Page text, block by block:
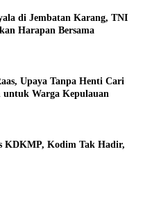
di Jembatan Karang, TNI
Harapan Bersama
Upaya Tanpa Henti Cari
untuk Warga Kepulauan
KDKMP, Kodim Tak Hadir,